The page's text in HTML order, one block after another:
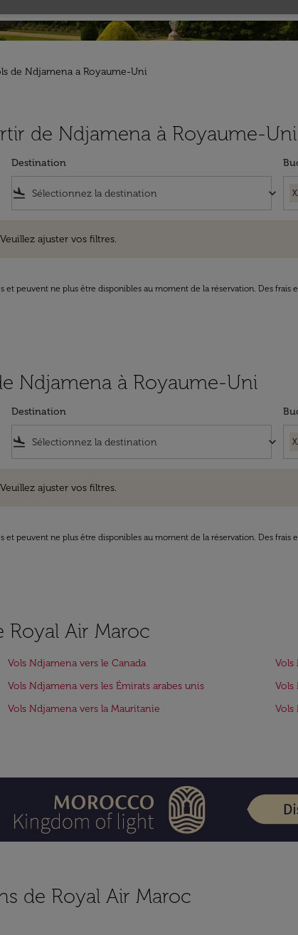
de Ndjamena a Royaume-Uni
de Ndjamena à Royaume-Uni
Destination
flight_land keyboard_arrow_down
ajuster vos filtres.
peuvent ne plus être disponibles au moment de la réservation. Des frais
Ndjamena à Royaume-Uni
Destination
flight_land keyboard_arrow_down
ajuster vos filtres.
peuvent ne plus être disponibles au moment de la réservation. Des frais
Royal Air Maroc
Vols Ndjamena vers le Canada
Vols
Vols Ndjamena vers les Émirats arabes unis
Vols
Vols Ndjamena vers la Mauritanie
Vols
de Royal Air Maroc